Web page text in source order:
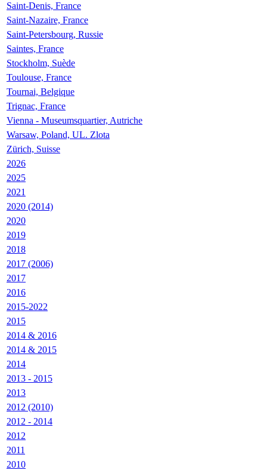
Saint-Denis, France
Saint-Nazaire, France
Saint-Petersbourg, Russie
Saintes, France
Stockholm, Suède
Toulouse, France
Tournai, Belgique
Trignac, France
Vienna - Museumsquartier, Autriche
Warsaw, Poland, UL. Zlota
Zürich, Suisse
2026
2025
2021
2020 (2014)
2020
2019
2018
2017 (2006)
2017
2016
2015-2022
2015
2014 & 2016
2014 & 2015
2014
2013 - 2015
2013
2012 (2010)
2012 - 2014
2012
2011
2010